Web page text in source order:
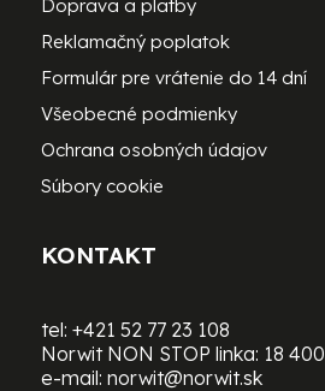
Doprava a platby
Reklamačný poplatok
Formulár pre vrátenie do 14 dní
Všeobecné podmienky
Ochrana osobných údajov
Súbory cookie
KONTAKT
tel: +421 52 77 23 108
Norwit NON STOP linka: 18 400
e-mail: norwit@norwit.sk